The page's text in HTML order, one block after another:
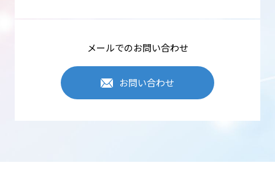
メールでのお問い合わせ
お問い合わせ